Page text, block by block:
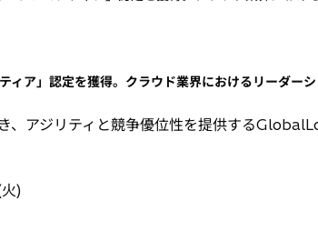
ア」認定を獲得。クラウド業界におけるリーダー
、アジリティと競争優位性を提供する
)